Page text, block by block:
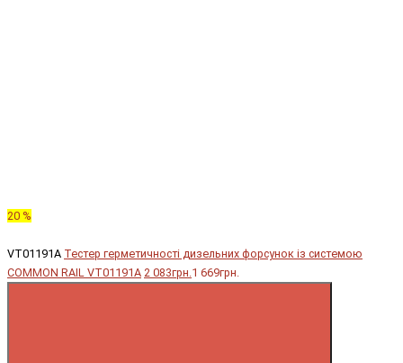
20 %
VT01191A Тестер герметичності дизельних форсунок із системою
COMMON RAIL VT01191A 2 083грн.1 669грн.